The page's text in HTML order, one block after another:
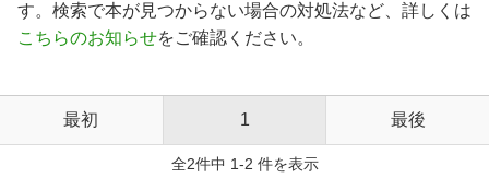
す。検索で本が見つからない場合の対処法など、詳しくは
こちらのお知らせをご確認ください。
最初 1 最後
全2件中 1-2 件を表示